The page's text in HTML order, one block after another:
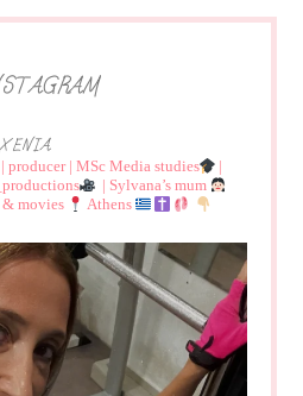
producer | MSc Media studies
|
| Sylvana’s mum
movies
Athens